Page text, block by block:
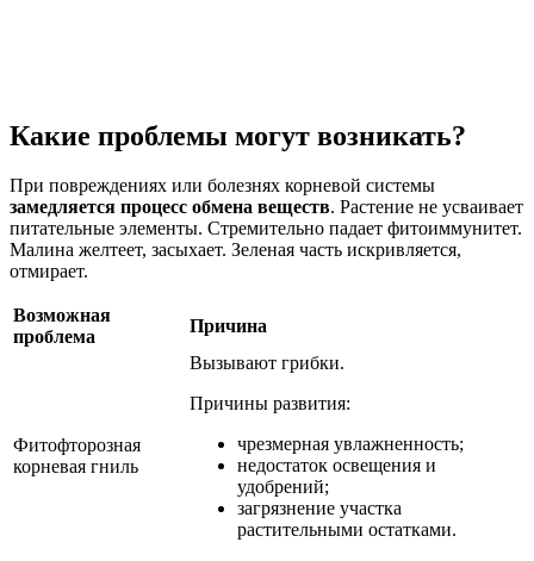
Какие проблемы могут возникать?
При повреждениях или болезнях корневой системы
замедляется процесс обмена веществ. Растение не усваивает
питательные элементы. Стремительно падает фитоиммунитет.
Малина желтеет, засыхает. Зеленая часть искривляется,
отмирает.
Возможная
проблема
Причина
Фитофторозная
корневая гниль
Вызывают грибки.
Причины развития:
чрезмерная увлажненность;
недостаток освещения и
удобрений;
загрязнение участка
растительными остатками.